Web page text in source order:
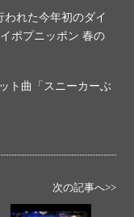
われた今年初のダイ
ポプニッポン 春の
ト曲「スニーカーぶ
次の記事へ>>